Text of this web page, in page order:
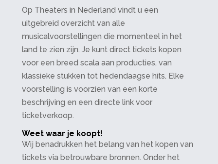
Op Theaters in Nederland vindt u een
uitgebreid overzicht van alle
musicalvoorstellingen die momenteel in het
land te zien zijn. Je kunt direct tickets kopen
voor een breed scala aan producties, van
klassieke stukken tot hedendaagse hits. Elke
voorstelling is voorzien van een korte
beschrijving en een directe link voor
ticketverkoop.
Weet waar je koopt!
Wij benadrukken het belang van het kopen van
tickets via betrouwbare bronnen. Onder het